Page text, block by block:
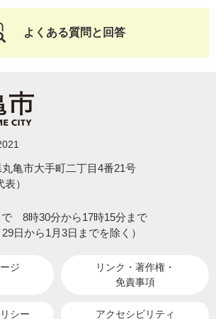
よくある質問と回答
亀市大手町二丁目4番21号
）
で 8時30分から17時15分まで
日から1月3日までを除く）
ジ
リンク・著作権・
免責事項
シー アクセシビリティ